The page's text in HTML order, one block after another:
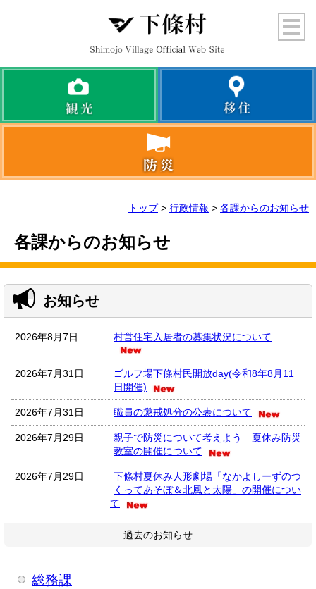
トップ> 行政情報 > 各課からのお知らせ
各課からのお知らせ
お知らせ
2026年8月7日 村営住宅入居者の募集状況について
2026年7月31日
ゴルフ場下條村民開放day(令和8年8月11
日開催)
2026年7月31日 職員の懲戒処分の公表について
2026年7月29日
親子で防災について考えよう 夏休み防災
教室の開催について
2026年7月29日
下條村夏休み人形劇場「なかよしーずのつ
くってあそぼ＆北風と太陽」の開催につい
て
過去のお知らせ
総務課